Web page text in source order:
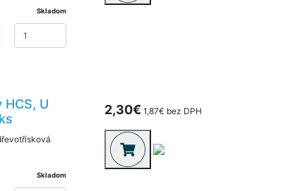
Skladom
U
Skladom
2,30€ 1,87€ bez DPH